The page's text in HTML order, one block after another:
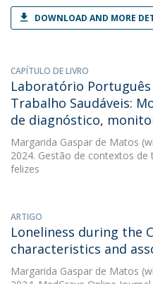
DOWNLOAD AND MORE
CAPÍTULO DE LIVRO
Laboratório
Trabalho Saudáveis:
de diagnóstico,
Margarida Gaspar de Matos
2024. Gestão de contextos
felizes
ARTIGO
Loneliness during the
characteristics and
Margarida Gaspar de Matos